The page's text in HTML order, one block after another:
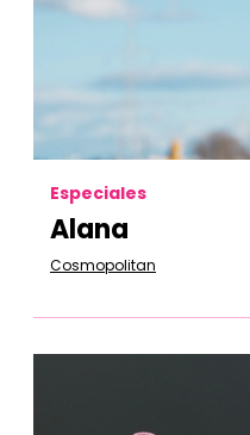
Especiales
Alana
Cosmopolitan